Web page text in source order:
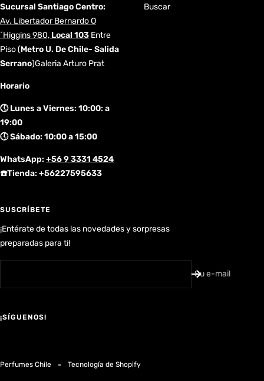
Sucursal Santiago Centro:
Av. Libertador Bernardo O
´Higgins 980, Local 103 Entre
Piso(Metro U. De Chile- Salida
Serrano)Galeria Arturo Prat
Horario
🕔 Lunes a Viernes: 10:00: a
19:00
🕔 Sábado: 10:00 a 15:00
WhatsApp:+56 9 3331 4524
☎️Tienda: +56227595633
Buscar
SUSCRÍBETE
¡Entérate de todas las novedades y sorpresas
preparadas para ti!
Su e-mail
¡SÍGUENOS!
Perfumes Chile Tecnología de Shopify